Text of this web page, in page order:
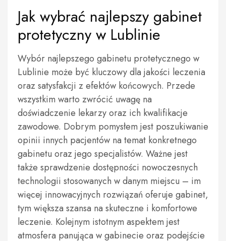
Jak wybrać najlepszy gabinet
protetyczny w Lublinie
Wybór najlepszego gabinetu protetycznego w
Lublinie może być kluczowy dla jakości leczenia
oraz satysfakcji z efektów końcowych. Przede
wszystkim warto zwrócić uwagę na
doświadczenie lekarzy oraz ich kwalifikacje
zawodowe. Dobrym pomysłem jest poszukiwanie
opinii innych pacjentów na temat konkretnego
gabinetu oraz jego specjalistów. Ważne jest
także sprawdzenie dostępności nowoczesnych
technologii stosowanych w danym miejscu – im
więcej innowacyjnych rozwiązań oferuje gabinet,
tym większa szansa na skuteczne i komfortowe
leczenie. Kolejnym istotnym aspektem jest
atmosfera panująca w gabinecie oraz podejście